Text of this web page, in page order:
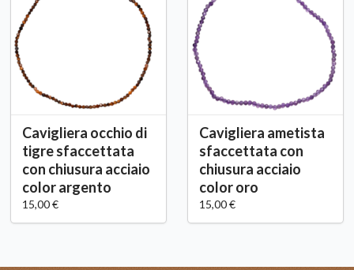
Cavigliera occhio di
tigre sfaccettata
con chiusura acciaio
color argento
15,00 €
Cavigliera ametista
sfaccettata con
chiusura acciaio
color oro
15,00 €